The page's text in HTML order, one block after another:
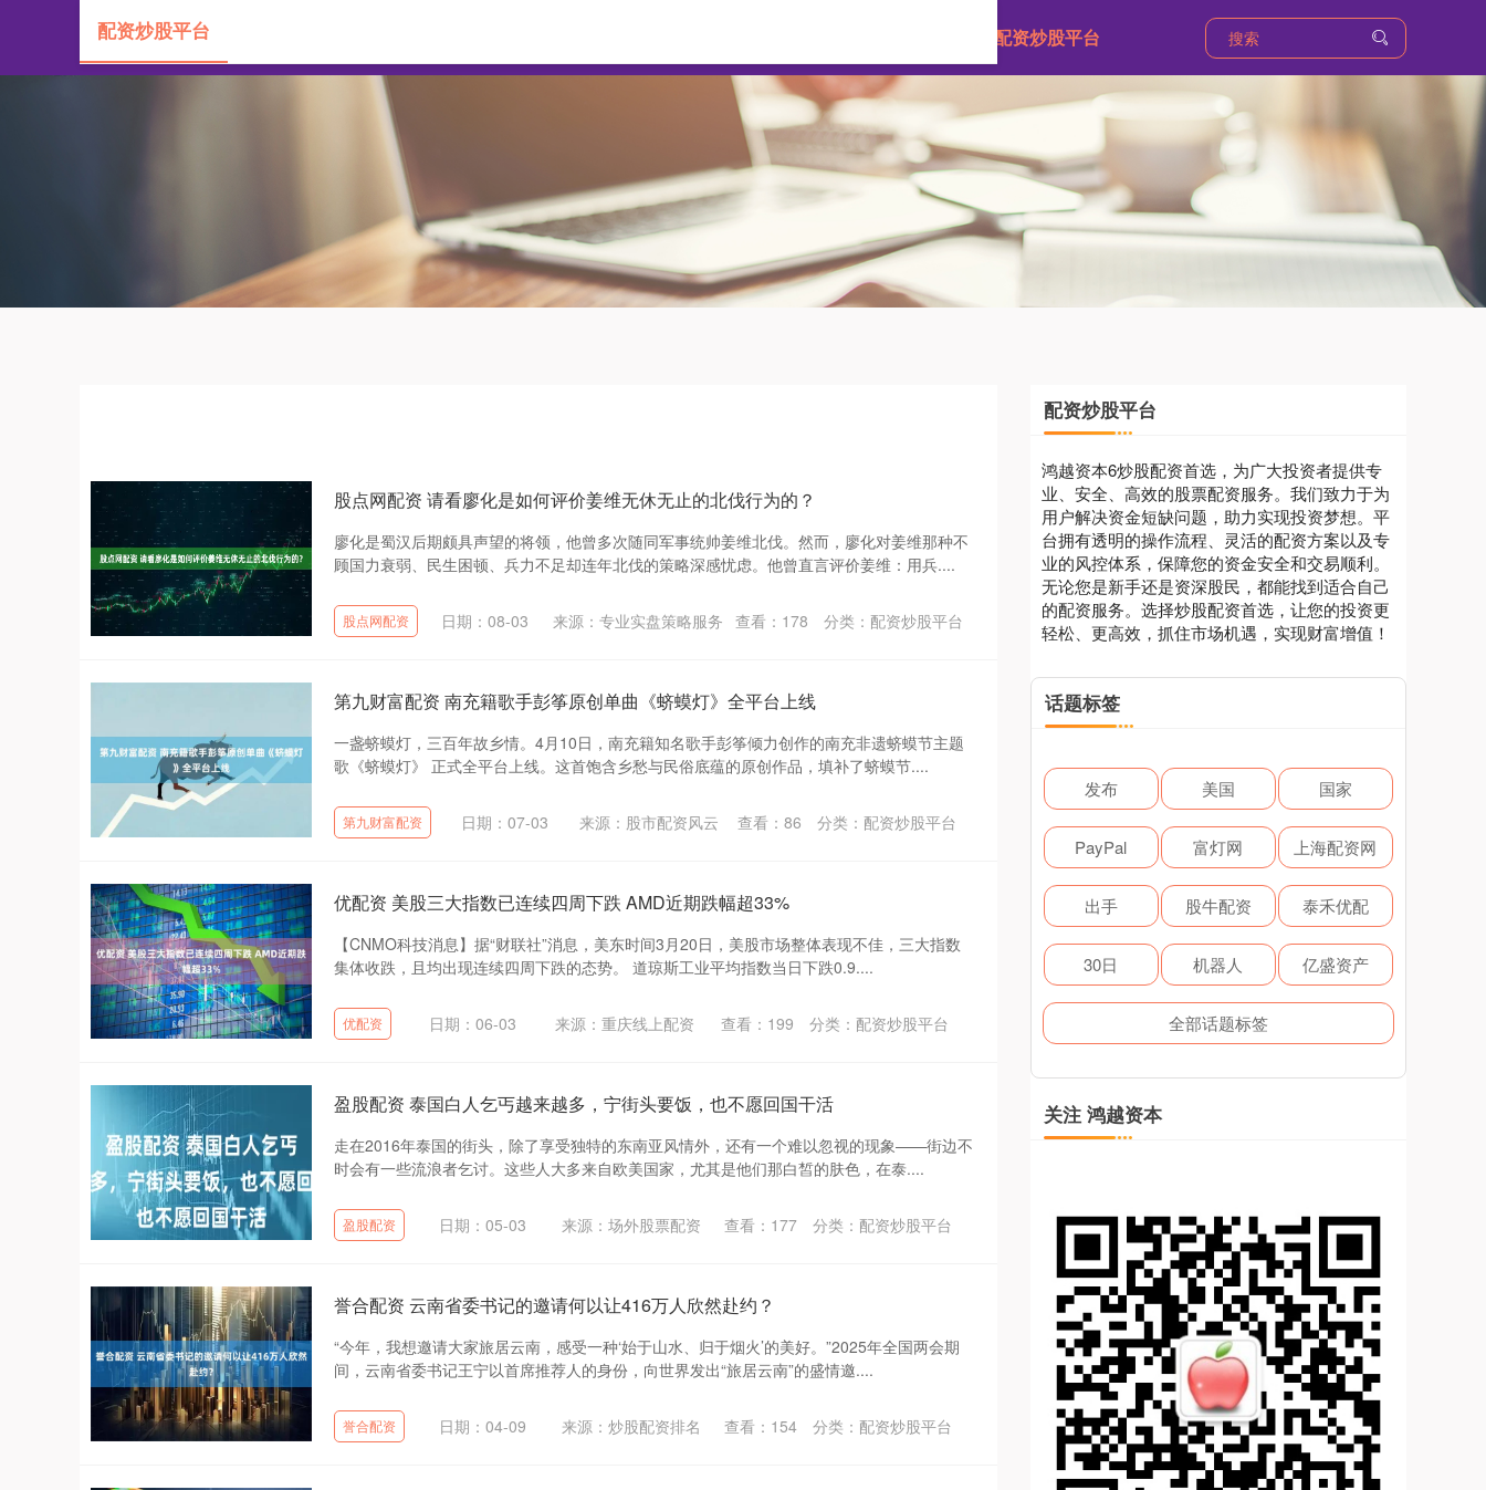
配资炒股平台
配资炒股平台
股点网配资 请看廖化是如何评价姜维无休无止的北伐行为的？
廖化是蜀汉后期颇具声望的将领，他曾多次随同军事统帅姜维北伐。然而，廖化对姜维那种不
顾国力衰弱、民生困顿、兵力不足却连年北伐的策略深感忧虑。他曾直言评价姜维：用兵....
股点网配资 日期：08-03 来源：专业实盘策略服务 查看： 178 分类： 配资炒股平台
第九财富配资 南充籍歌手彭筝原创单曲《蛴蟆灯》全平台上线
一盏蛴蟆灯，三百年故乡情。4月10日，南充籍知名歌手彭筝倾力创作的南充非遗蛴蟆节主题
歌《蛴蟆灯》 正式全平台上线。这首饱含乡愁与民俗底蕴的原创作品，填补了蛴蟆节....
第九财富配资 日期：07-03 来源：股市配资风云 查看： 86 分类： 配资炒股平台
优配资 美股三大指数已连续四周下跌 AMD近期跌幅超33%
【CNMO科技消息】据“财联社”消息，美东时间3月20日，美股市场整体表现不佳，三大指数
集体收跌，且均出现连续四周下跌的态势。 道琼斯工业平均指数当日下跌0.9....
优配资 日期：06-03 来源：重庆线上配资 查看： 199 分类： 配资炒股平台
盈股配资 泰国白人乞丐越来越多，宁街头要饭，也不愿回国干活
走在2016年泰国的街头，除了享受独特的东南亚风情外，还有一个难以忽视的现象——街边不
时会有一些流浪者乞讨。这些人大多来自欧美国家，尤其是他们那白皙的肤色，在泰....
盈股配资 日期：05-03 来源：场外股票配资 查看： 177 分类： 配资炒股平台
誉合配资 云南省委书记的邀请何以让416万人欣然赴约？
“今年，我想邀请大家旅居云南，感受一种‘始于山水、归于烟火’的美好。”2025年全国两会期
间，云南省委书记王宁以首席推荐人的身份，向世界发出“旅居云南”的盛情邀....
誉合配资 日期：04-09 来源：炒股配资排名 查看： 154 分类： 配资炒股平台
配资炒股平台
鸿越资本6炒股配资首选，为广大投资者提供专
业、安全、高效的股票配资服务。我们致力于为
用户解决资金短缺问题，助力实现投资梦想。平
台拥有透明的操作流程、灵活的配资方案以及专
业的风控体系，保障您的资金安全和交易顺利。
无论您是新手还是资深股民，都能找到适合自己
的配资服务。选择炒股配资首选，让您的投资更
轻松、更高效，抓住市场机遇，实现财富增值！
话题标签
发布 美国 国家
PayPal 富灯网 上海配资网
出手 股牛配资 泰禾优配
30日 机器人 亿盛资产
全部话题标签
关注 鸿越资本